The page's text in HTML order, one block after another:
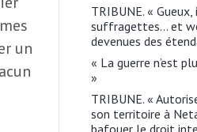
un
TRIBUNE. «
suffragettes… et
devenues des
« La guerre n’est
»
TRIBUNE. «
son territoire à